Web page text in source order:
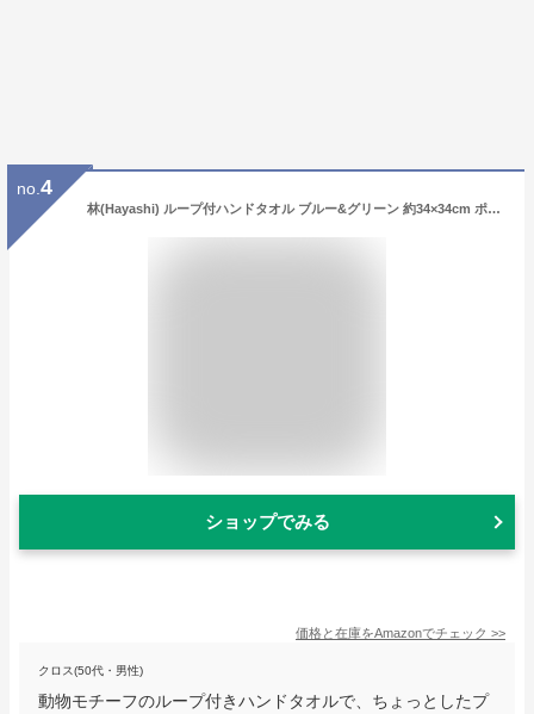
no. 4
林(Hayashi) ループ付ハンドタオル ブルー&グリーン 約34×34cm ポケットタウン うきうきポケット 柄違い2枚セット WG807110 2枚入
ショップでみる
価格と在庫をAmazonでチェック >>
クロス(50代・男性)
動物モチーフのループ付きハンドタオルで、ちょっとしたプ